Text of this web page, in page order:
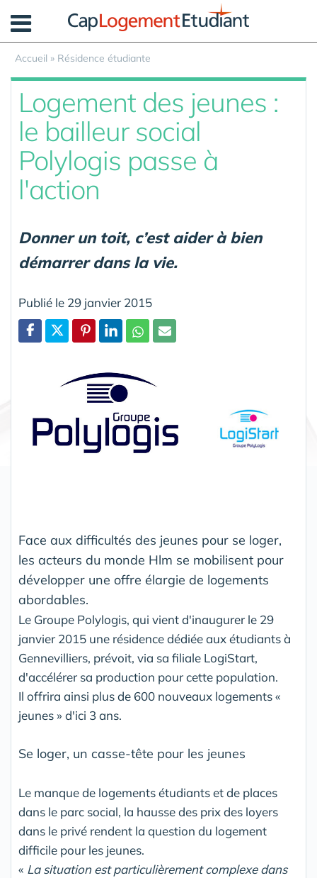
Accueil » Résidence étudiante
Logement des jeunes :
le bailleur social
Polylogis passe à
l'action
Donner un toit, c’est aider à bien
démarrer dans la vie.
Publié le 29 janvier 2015
Face aux difficultés des jeunes pour se loger,
les acteurs du monde Hlm se mobilisent pour
développer une offre élargie de logements
abordables.
Le Groupe Polylogis, qui vient d'inaugurer le 29
janvier 2015 une résidence dédiée aux étudiants à
Gennevilliers, prévoit, via sa filiale LogiStart,
d'accélérer sa production pour cette population.
Il offrira ainsi plus de 600 nouveaux logements «
jeunes » d'ici 3 ans.
Se loger, un casse-tête pour les jeunes
Le manque de logements étudiants et de places
dans le parc social, la hausse des prix des loyers
dans le privé rendent la question du logement
difficile pour les jeunes.
« La situation est particulièrement complexe dans